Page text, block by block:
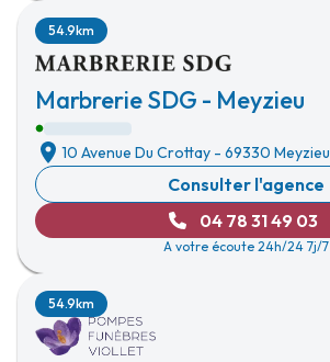
Marbrerie SDG - Meyzieu
54.9km
10 Avenue Du Crottay - 69330 Meyzieu
Consulter l'agence
04 78 31 49 03
A votre écoute 24h/24 7j/7
54.9km